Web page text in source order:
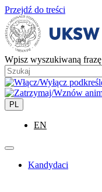
Przejdź do treści
Wpisz wyszukiwaną frazę
PL
EN
Kandydaci